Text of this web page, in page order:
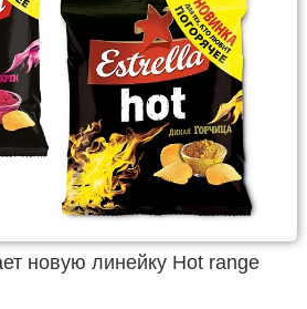
новую линейку Hot range